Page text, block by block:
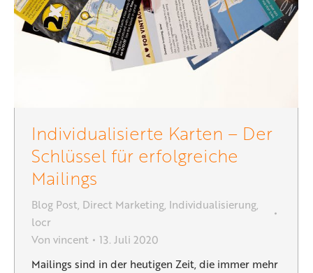
Individualisierte Karten – Der
Schlüssel für erfolgreiche
Mailings
Blog Post, Direct Marketing, Individualisierung,
locr
Von vincent
13. Juli 2020
Mailings sind in der heutigen Zeit, die immer mehr